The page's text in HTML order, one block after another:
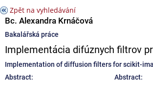
Zpět na vyhledávání
Bc. Alexandra Krnáčová
Bakalářská práce
Implementácia difúznych filtrov
Implementation of diffusion filters for scikit-
Abstract:
Abstract: